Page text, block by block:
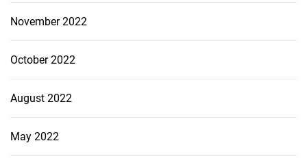
November 2022
October 2022
August 2022
May 2022